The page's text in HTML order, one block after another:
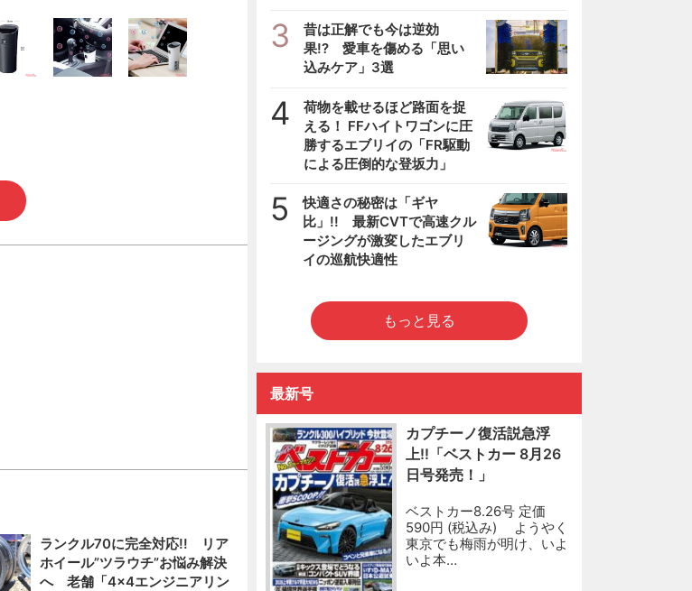
ランクル70に完全対応!! リア
ホイール”ツラウチ”お悩み解決
へ 老舗「4×4エンジニアリン
3
昔は正解でも今は逆効
果!? 愛車を傷める「思い
込みケア」3選
4
荷物を載せるほど路面を捉
える！ FFハイトワゴンに圧
勝するエブリイの「FR駆動
による圧倒的な登坂力」
5
快適さの秘密は「ギヤ
比」!! 最新CVTで高速クル
ージングが激変したエブリ
イの巡航快適性
もっと見る
最新号
カプチーノ復活説急浮
上!!「ベストカー 8月26
日号発売！」
ベストカー8.26号 定価
590円 (税込み) ようやく
東京でも梅雨が明け、いよ
いよ本…